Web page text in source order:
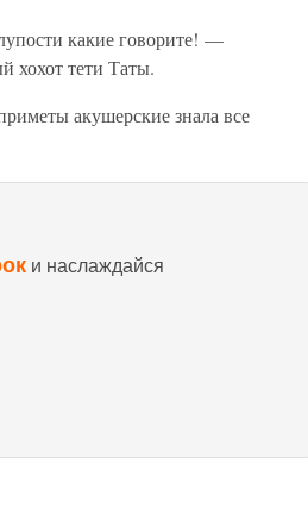
какие говорите! —
хохот тети Таты.
акушерские знала все
и наслаждайся